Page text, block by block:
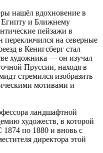
нашёл вдохновение в
и Ближнему
пейзажи в
переключился на северные
в Кенигсберг стал
художника — он изучал
Пруссии, находя в
стремился изобразить
мотивами и
ландшафтной
художеств, в которой
по 1880 и вновь с
директора этой